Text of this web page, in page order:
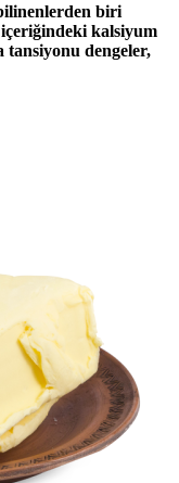
biri
kalsiyum
tansiyonu dengeler,